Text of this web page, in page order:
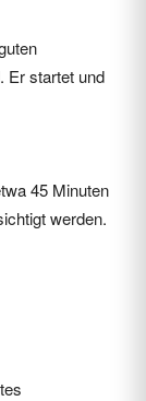
Er startet und
45 Minuten
werden.